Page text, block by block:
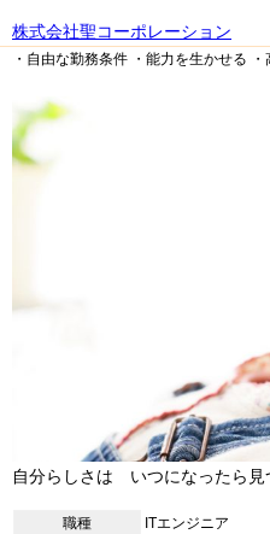
株式会社聖コーポレーション
・自由な勤務条件 ・能力を生かせる
自分らしさは いつになったら見
職種
ITエンジニア